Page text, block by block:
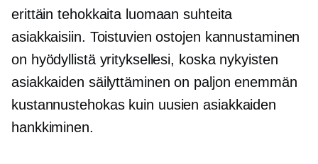
erittäin tehokkaita luomaan suhteita
asiakkaisiin. Toistuvien ostojen kannustaminen
on hyödyllistä yrityksellesi, koska nykyisten
asiakkaiden säilyttäminen on paljon enemmän
kustannustehokaskuin uusien asiakkaiden
hankkiminen.